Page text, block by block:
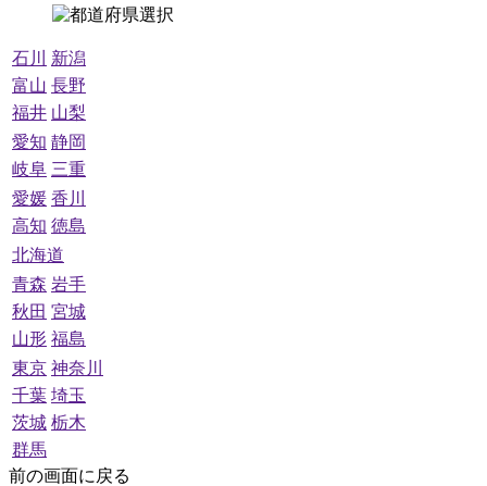
石川
新潟
富山 長野
福井 山梨
愛知 静岡
岐阜 三重
愛媛 香川
高知 徳島
北海道
青森 岩手
秋田 宮城
山形 福島
東京 神奈川
千葉 埼玉
茨城 栃木
群馬
前の画面に戻る